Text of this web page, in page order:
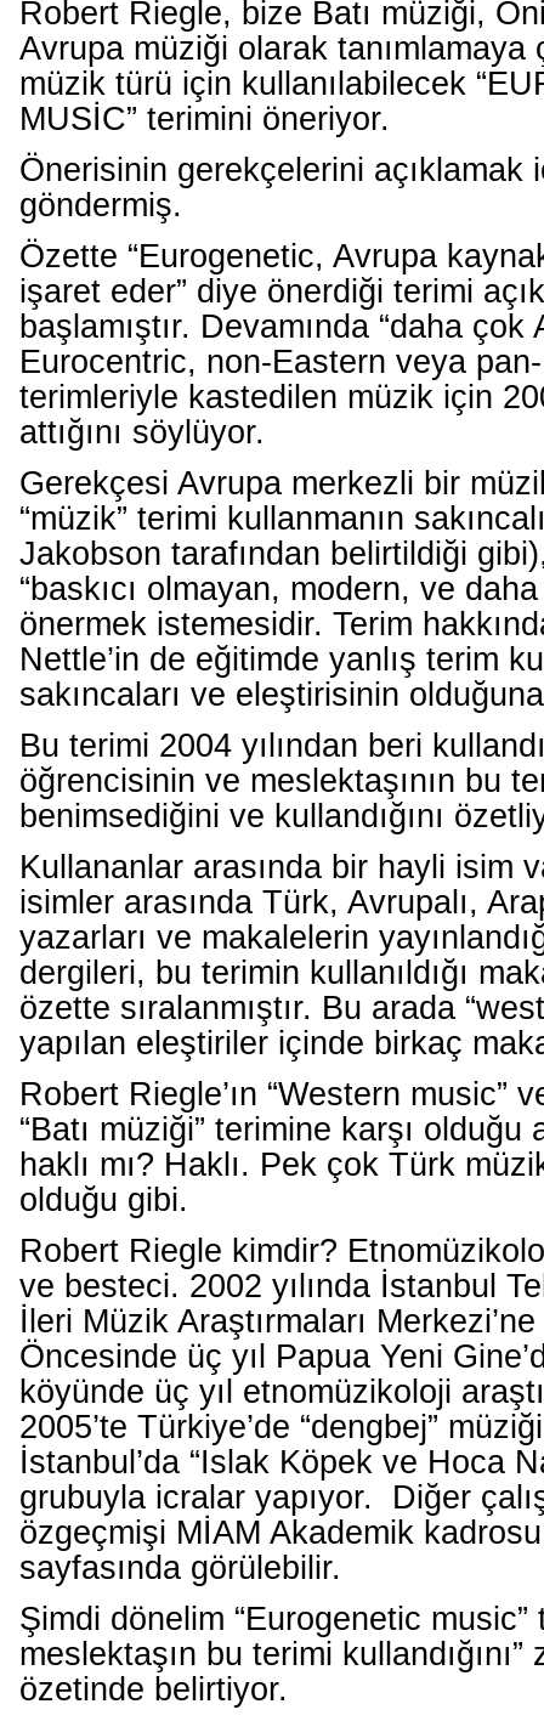
Robert Riegle, bize Batı müziği,
Avrupa müziği olarak tanımlamaya
müzik türü için kullanılabilecek
MUSİC” terimini öneriyor.
Önerisinin gerekçelerini açıklamak
göndermiş.
Özette “Eurogenetic, Avrupa
işaret eder” diye önerdiği terimi
başlamıştır. Devamında “daha çok
Eurocentric, non-Eastern veya
terimleriyle kastedilen müzik için
attığını söylüyor.
Gerekçesi Avrupa merkezli bir
“müzik” terimi kullanmanın
Jakobson tarafından belirtildiği
“baskıcı olmayan, modern, ve
önermek istemesidir. Terim
Nettle’in de eğitimde yanlış terim
sakıncaları ve eleştirisinin
Bu terimi 2004 yılından beri
öğrencisinin ve meslektaşının bu
benimsediğini ve kullandığını
Kullananlar arasında bir hayli isim
isimler arasında Türk, Avrupalı,
yazarları ve makalelerin
dergileri, bu terimin kullanıldığı
özette sıralanmıştır. Bu arada
yapılan eleştiriler içinde birkaç
Robert Riegle’ın “Western music”
“Batı müziği” terimine karşı olduğu
haklı mı? Haklı. Pek çok Türk
olduğu gibi.
Robert Riegle kimdir?
ve besteci. 2002 yılında İstanbul
İleri Müzik Araştırmaları Merkezi’ne
Öncesinde üç yıl Papua Yeni
köyünde üç yıl etnomüzikoloji
2005’te Türkiye’de “dengbej”
İstanbul’da “Islak Köpek ve Hoca
grubuyla icralar yapıyor. Diğer
özgeçmişi MİAM Akademik
sayfasında görülebilir.
Şimdi dönelim “Eurogenetic
meslektaşın bu terimi
özetinde belirtiyor.